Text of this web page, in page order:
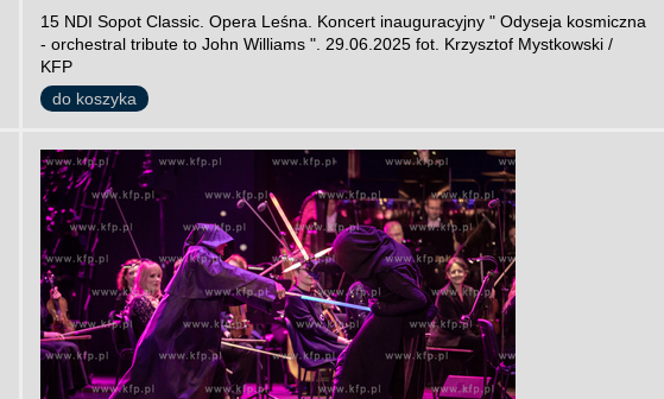
15 NDI Sopot Classic. Opera Leśna. Koncert inauguracyjny " Odyseja kosmiczna
- orchestral tribute to John Williams ". 29.06.2025 fot. Krzysztof Mystkowski /
KFP
do koszyka